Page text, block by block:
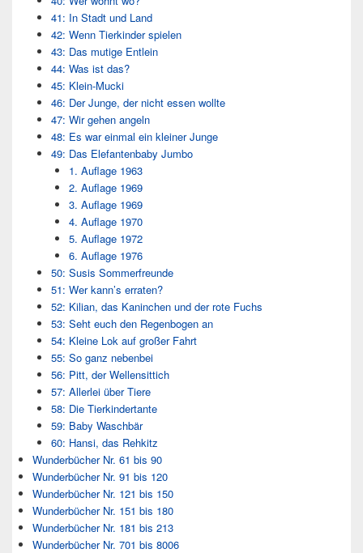
41: In Stadt und Land
42: Wenn Tierkinder spielen
43: Das mutige Entlein
44: Was ist das?
45: Klein-Mucki
46: Der Junge, der nicht essen wollte
47: Wir gehen angeln
48: Es war einmal ein kleiner Junge
49: Das Elefantenbaby Jumbo
1. Auflage 1963
2. Auflage 1969
3. Auflage 1969
4. Auflage 1970
5. Auflage 1972
6. Auflage 1976
50: Susis Sommerfreunde
51: Wer kann’s erraten?
52: Kilian, das Kaninchen und der rote Fuchs
53: Seht euch den Regenbogen an
54: Kleine Lok auf großer Fahrt
55: So ganz nebenbei
56: Pitt, der Wellensittich
57: Allerlei über Tiere
58: Die Tierkindertante
59: Baby Waschbär
60: Hansi, das Rehkitz
Wunderbücher Nr. 61 bis 90
Wunderbücher Nr. 91 bis 120
Wunderbücher Nr. 121 bis 150
Wunderbücher Nr. 151 bis 180
Wunderbücher Nr. 181 bis 213
Wunderbücher Nr. 701 bis 8006